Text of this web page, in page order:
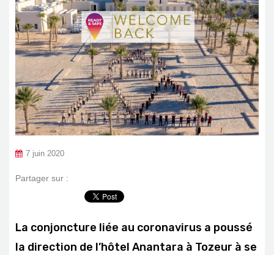
7 juin 2020
Partager sur :
La conjoncture liée au coronavirus a poussé
la direction de l’hôtel Anantara à Tozeur à se